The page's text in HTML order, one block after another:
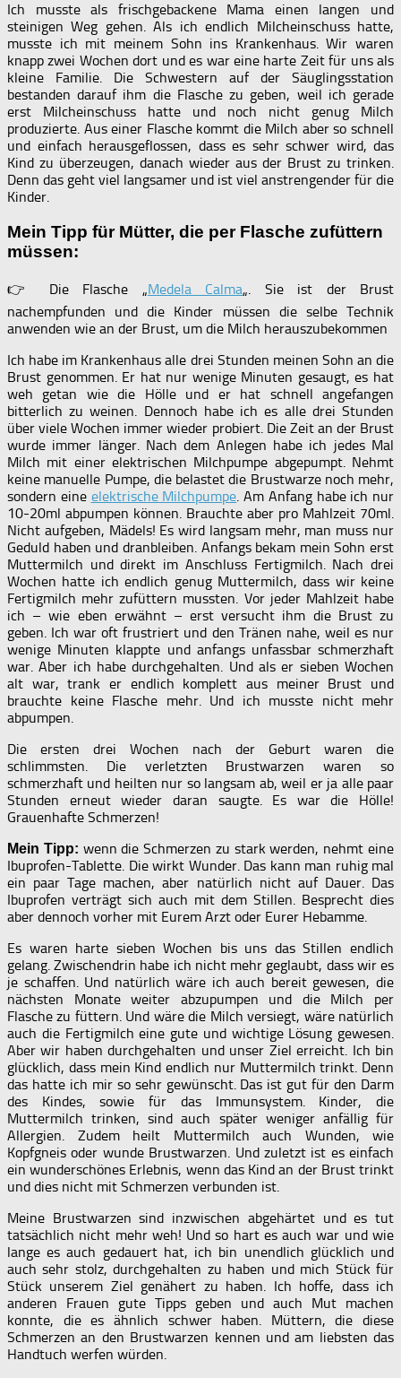
Ich musste als frischgebackene Mama einen langen und
steinigen Weg gehen. Als ich endlich Milcheinschuss hatte,
musste ich mit meinem Sohn ins Krankenhaus. Wir waren
knapp zwei Wochen dort und es war eine harte Zeit für uns als
kleine Familie. Die Schwestern auf der Säuglingsstation
bestanden darauf ihm die Flasche zu geben, weil ich gerade
erst Milcheinschuss hatte und noch nicht genug Milch
produzierte. Aus einer Flasche kommt die Milch aber so schnell
und einfach herausgeflossen, dass es sehr schwer wird, das
Kind zu überzeugen, danach wieder aus der Brust zu trinken.
Denn das geht viel langsamer und ist viel anstrengender für die
Kinder.
Mein Tipp für Mütter, die per Flasche zufüttern
müssen:
👉 Die Flasche „Medela Calma„. Sie ist der Brust
nachempfunden und die Kinder müssen die selbe Technik
anwenden wie an der Brust, um die Milch herauszubekommen
Ich habe im Krankenhaus alle drei Stunden meinen Sohn an die
Brust genommen. Er hat nur wenige Minuten gesaugt, es hat
weh getan wie die Hölle und er hat schnell angefangen
bitterlich zu weinen. Dennoch habe ich es alle drei Stunden
über viele Wochen immer wieder probiert. Die Zeit an der Brust
wurde immer länger. Nach dem Anlegen habe ich jedes Mal
Milch mit einer elektrischen Milchpumpe abgepumpt. Nehmt
keine manuelle Pumpe, die belastet die Brustwarze noch mehr,
sondern eine elektrische Milchpumpe . Am Anfang habe ich nur
10-20ml abpumpen können. Brauchte aber pro Mahlzeit 70ml.
Nicht aufgeben, Mädels! Es wird langsam mehr, man muss nur
Geduld haben und dranbleiben. Anfangs bekam mein Sohn erst
Muttermilch und direkt im Anschluss Fertigmilch. Nach drei
Wochen hatte ich endlich genug Muttermilch, dass wir keine
Fertigmilch mehr zufüttern mussten. Vor jeder Mahlzeit habe
ich – wie eben erwähnt – erst versucht ihm die Brust zu
geben. Ich war oft frustriert und den Tränen nahe, weil es nur
wenige Minuten klappte und anfangs unfassbar schmerzhaft
war. Aber ich habe durchgehalten. Und als er sieben Wochen
alt war, trank er endlich komplett aus meiner Brust und
brauchte keine Flasche mehr. Und ich musste nicht mehr
abpumpen.
Die ersten drei Wochen nach der Geburt waren die
schlimmsten. Die verletzten Brustwarzen waren so
schmerzhaft und heilten nur so langsam ab, weil er ja alle paar
Stunden erneut wieder daran saugte. Es war die Hölle!
Grauenhafte Schmerzen!
Mein Tipp: wenn die Schmerzen zu stark werden, nehmt eine
Ibuprofen-Tablette. Die wirkt Wunder. Das kann man ruhig mal
ein paar Tage machen, aber natürlich nicht auf Dauer. Das
Ibuprofen verträgt sich auch mit dem Stillen. Besprecht dies
aber dennoch vorher mit Eurem Arzt oder Eurer Hebamme.
Es waren harte sieben Wochen bis uns das Stillen endlich
gelang. Zwischendrin habe ich nicht mehr geglaubt, dass wir es
je schaffen. Und natürlich wäre ich auch bereit gewesen, die
nächsten Monate weiter abzupumpen und die Milch per
Flasche zu füttern. Und wäre die Milch versiegt, wäre natürlich
auch die Fertigmilch eine gute und wichtige Lösung gewesen.
Aber wir haben durchgehalten und unser Ziel erreicht. Ich bin
glücklich, dass mein Kind endlich nur Muttermilch trinkt. Denn
das hatte ich mir so sehr gewünscht. Das ist gut für den Darm
des Kindes, sowie für das Immunsystem. Kinder, die
Muttermilch trinken, sind auch später weniger anfällig für
Allergien. Zudem heilt Muttermilch auch Wunden, wie
Kopfgneis oder wunde Brustwarzen. Und zuletzt ist es einfach
ein wunderschönes Erlebnis, wenn das Kind an der Brust trinkt
und dies nicht mit Schmerzen verbunden ist.
Meine Brustwarzen sind inzwischen abgehärtet und es tut
tatsächlich nicht mehr weh! Und so hart es auch war und wie
lange es auch gedauert hat, ich bin unendlich glücklich und
auch sehr stolz, durchgehalten zu haben und mich Stück für
Stück unserem Ziel genähert zu haben. Ich hoffe, dass ich
anderen Frauen gute Tipps geben und auch Mut machen
konnte, die es ähnlich schwer haben. Müttern, die diese
Schmerzen an den Brustwarzen kennen und am liebsten das
Handtuch werfen würden.